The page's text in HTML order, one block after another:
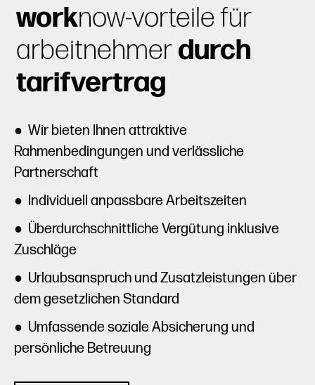
worknow-vorteile für
arbeitnehmerdurch
tarifvertrag
● Wir bieten Ihnen attraktive
Rahmenbedingungen und verlässliche
Partnerschaft
● Individuell anpassbare Arbeitszeiten
● Überdurchschnittliche Vergütung inklusive
Zuschläge
● Urlaubsanspruch und Zusatzleistungen über
dem gesetzlichen Standard
● Umfassende soziale Absicherung und
persönliche Betreuung